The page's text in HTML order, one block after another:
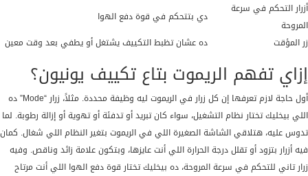
أزرار التحكم في سرعة
المروحة
دي بتتحكم في قوة دفع الهوا
زر المؤقت
ده عشان تظبط التكييف يشتغل أو يطفي بعد وقت معين
إزاي تفهم الريموت بتاع تكييف يونيون؟
أول حاجة لازم تعرفها إن كل زرار في الريموت ليه وظيفة محددة. مثلاً، زرار “Mode” ده
اللي بيخليك تختار نظام التشغيل، سواء كان تبريد أو تدفئة أو تهوية أو إزالة رطوبة. لما
تدوس عليه، هتلاقي الشاشة الصغيرة اللي في الريموت بتغير النظام اللي شغال. كمان
فيه أزرار بتزود أو تقلل درجة الحرارة اللي أنت عايزها، وبتكون علامة زائد وناقص. وفيه
زرار تاني للتحكم في سرعة المروحة، ده بيخليك تختار قوة دفع الهوا اللي أنت مرتاح